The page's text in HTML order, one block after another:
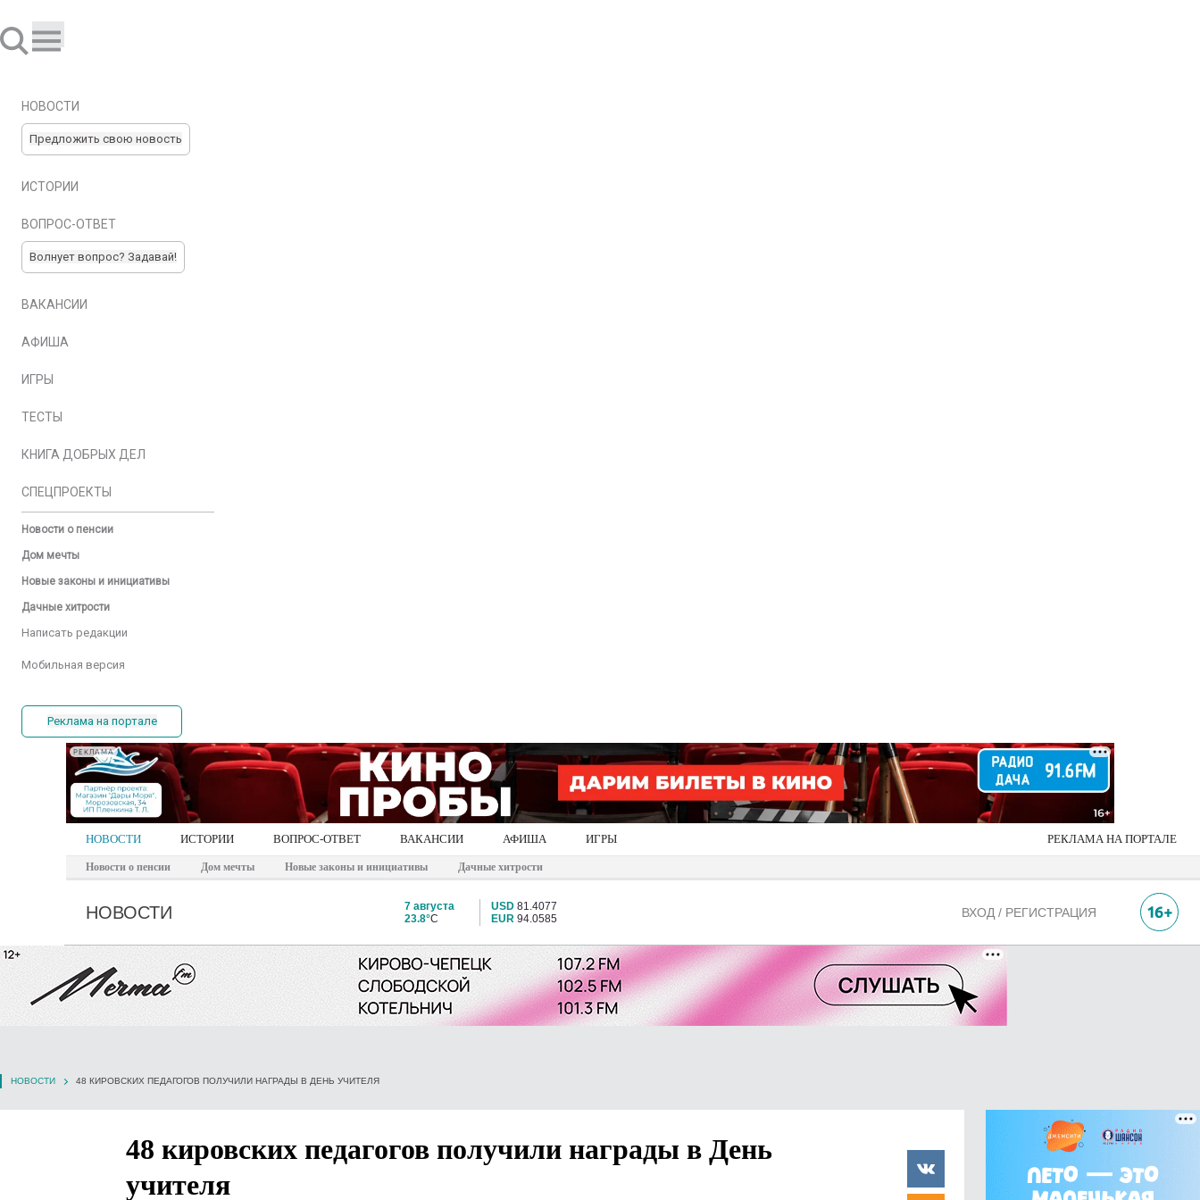
НОВОСТИ
Предложить свою новость
ИСТОРИИ
ВОПРОС-ОТВЕТ
Волнует вопрос? Задавай!
ВАКАНСИИ
АФИША
ИГРЫ
ТЕСТЫ
КНИГА ДОБРЫХ ДЕЛ
СПЕЦПРОЕКТЫ
Новости о пенсии
Дом мечты
Новые законы и инициативы
Дачные хитрости
Написать редакции
Мобильная версия
Реклама на портале
РЕКЛАМА
НОВОСТИ ИСТОРИИ ВОПРОС-ОТВЕТ ВАКАНСИИ АФИША ИГРЫ РЕКЛАМА НА ПОРТАЛЕ
Новости о пенсии Дом мечты Новые законы и инициативы Дачные хитрости
НОВОСТИ
7 августа
23.8°C
USD 81.4077
EUR 94.0585 ВХОД / РЕГИСТРАЦИЯ
НОВОСТИ 48 КИРОВСКИХ ПЕДАГОГОВ ПОЛУЧИЛИ НАГРАДЫ В ДЕНЬ УЧИТЕЛЯ
48 кировских педагогов получили награды в День
учителя